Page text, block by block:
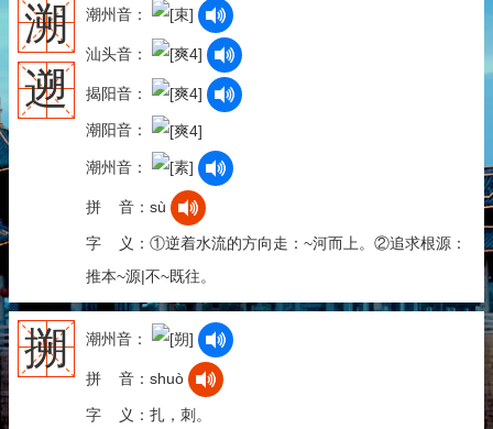
溯
遡
潮州音：
汕头音：
揭阳音：
潮阳音：
潮州音：
拼 音：sù
字 义：①逆着水流的方向走：~河而上。②追求根源：
推本~源|不~既往。
搠 潮州音：
拼 音：shuò
字 义：扎，刺。